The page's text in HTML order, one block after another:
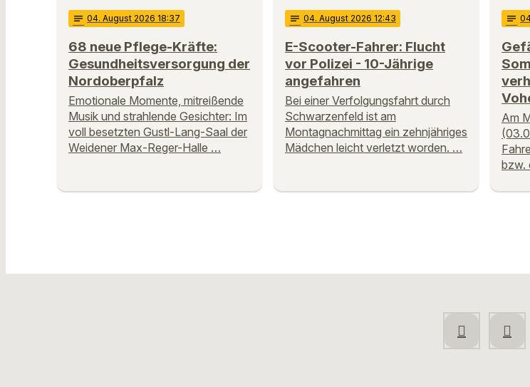
notes 04. August 2026 18:37
68 neue Pflege-Kräfte:
Gesundheitsversorgung der
Nordoberpfalz
Emotionale Momente, mitreißende
Musik und strahlende Gesichter: Im
voll besetzten Gustl-Lang-Saal der
Weidener Max-Reger-Halle …
notes 04. August 2026 12:43
E-Scooter-Fahrer: Flucht
vor Polizei - 10-Jährige
angefahren
Bei einer Verfolgungsfahrt durch
Schwarzenfeld ist am
Montagnachmittag ein zehnjähriges
Mädchen leicht verletzt worden. …
notes
Am
bzw.